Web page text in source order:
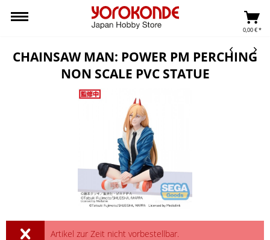
0,00 € *
CHAINSAW MAN: POWER PM PERCHING
NON SCALE PVC STATUE
Artikel zur Zeit nicht vorbestellbar.